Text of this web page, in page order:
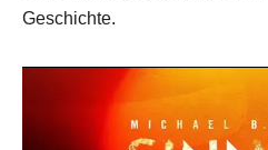
Geschichte.